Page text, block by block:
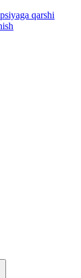
qarshi